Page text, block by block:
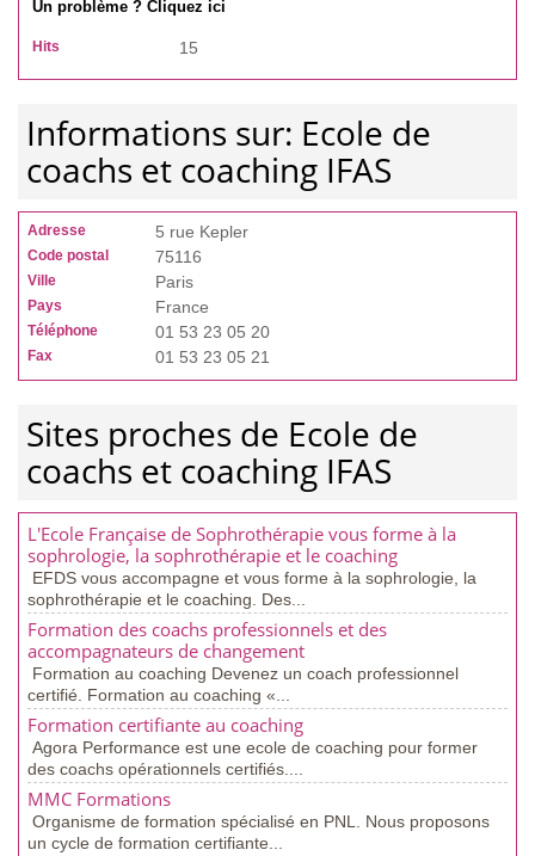
Un problème ? Cliquez ici
Hits 15
Informations sur: Ecole de
coachs et coaching IFAS
Adresse 5 rue Kepler
Code postal 75116
Ville Paris
Pays France
Téléphone 01 53 23 05 20
Fax 01 53 23 05 21
Sites proches de Ecole de
coachs et coaching IFAS
L'Ecole Française de Sophrothérapie vous forme à la
sophrologie, la sophrothérapie et le coaching
EFDS vous accompagne et vous forme à la sophrologie, la
sophrothérapie et le coaching. Des...
Formation des coachs professionnels et des
accompagnateurs de changement
Formation au coaching Devenez un coach professionnel
certifié. Formation au coaching «...
Formation certifiante au coaching
Agora Performance est une ecole de coaching pour former
des coachs opérationnels certifiés....
MMC Formations
Organisme de formation spécialisé en PNL. Nous proposons
un cycle de formation certifiante...